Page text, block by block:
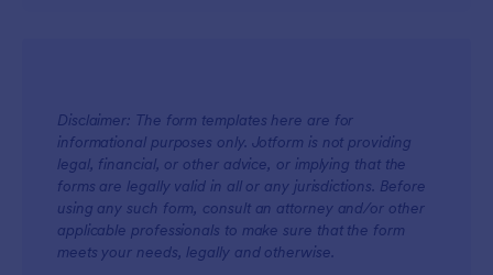
Disclaimer: The form templates here are for
informational purposes only. Jotform is not providing
legal, financial, or other advice, or implying that the
forms are legally valid in all or any jurisdictions. Before
using any such form, consult an attorney and/or other
applicable professionals to make sure that the form
meets your needs, legally and otherwise.